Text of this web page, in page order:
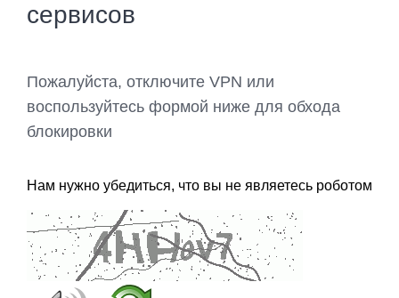
сервисов
Пожалуйста, отключите VPN или
воспользуйтесь формой ниже для обхода
блокировки
Нам нужно убедиться, что вы не являетесь роботом